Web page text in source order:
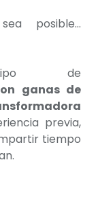
posible…
de
ganas de
previa,
tiempo